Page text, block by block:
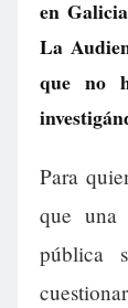
en
La
que no
Para
que una
pública